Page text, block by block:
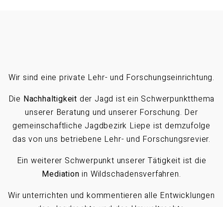
Wir sind eine private Lehr- und Forschungseinrichtung.
Die Nachhaltigkeit der Jagd ist ein Schwerpunktthema
unserer Beratung und unserer Forschung. Der
gemeinschaftliche Jagdbezirk Liepe ist demzufolge
das von uns betriebene Lehr- und Forschungsrevier.
Ein weiterer Schwerpunkt unserer Tätigkeit ist die
Mediation in Wildschadensverfahren.
Wir unterrichten und kommentieren alle Entwicklungen